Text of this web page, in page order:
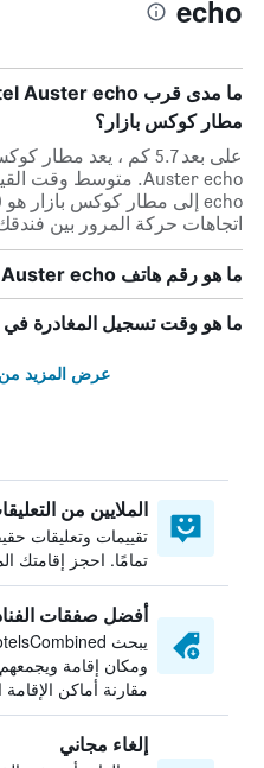
echo
مطار كوكس بازار؟
اتجاهات حركة المرور بين
ما هو رقم هاتف Hotel Auster echo؟
ما هو وقت تسجيل المغادرة في Hotel Auster echo؟
عرض المزيد من
الملايين من
تقييمات وتعليقات
تمامًا. احجز إقامتك
أفضل صفقات
ومكان إقامة
مقارنة أماكن الإقامة
إلغاء مجاني